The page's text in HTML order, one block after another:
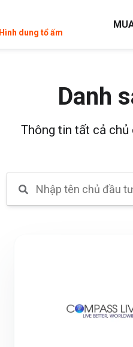
Hình dung tổ ấm
Danh
Thông tin tất cả